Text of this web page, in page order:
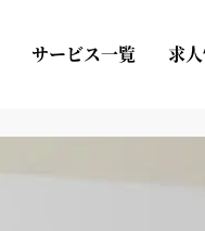
サービス一覧 求